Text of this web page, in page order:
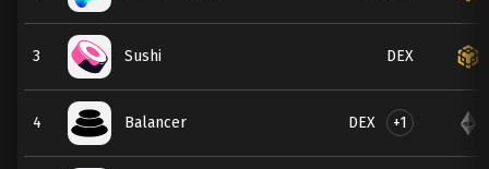
3 Sushi DEX
4 Balancer DEX +1